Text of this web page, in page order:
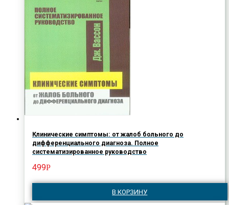
Клинические симптомы: от жалоб больного до
дифференциального диагноза. Полное
систематизированное руководство
499Р
В КОРЗИНУ